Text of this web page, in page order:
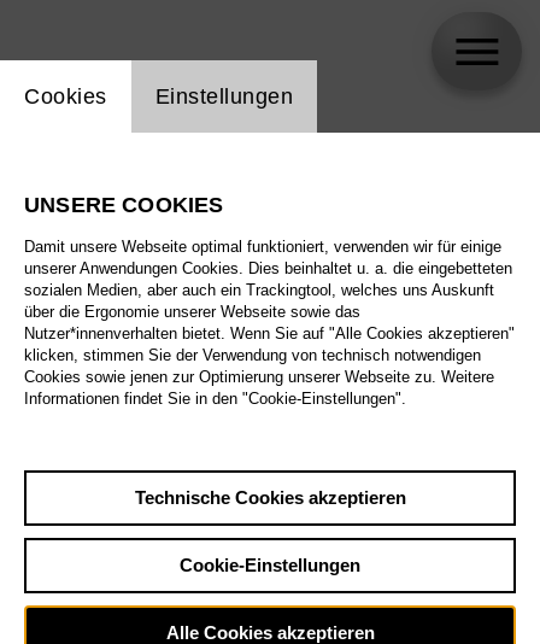
Biographie
Spielplan
The Alonetimes
Mi 14.10.26
Tischlerei
Tickets
Mi 14.10.26
Fr 16.10.26
Einstellung Website Cookie
Cookies Einstellungen
UNSERE COOKIES
Damit unsere Webseite optimal funktioniert, verwenden wir für einige
unserer Anwendungen Cookies. Dies beinhaltet u. a. die eingebetteten
sozialen Medien, aber auch ein Trackingtool, welches uns Auskunft
über die Ergonomie unserer Webseite sowie das
Nutzer*innenverhalten bietet. Wenn Sie auf "Alle Cookies akzeptieren"
klicken, stimmen Sie der Verwendung von technisch notwendigen
Cookies sowie jenen zur Optimierung unserer Webseite zu. Weitere
Informationen findet Sie in den "Cookie-Einstellungen".
Technische Cookies akzeptieren
Cookie-Einstellungen
Alle Cookies akzeptieren